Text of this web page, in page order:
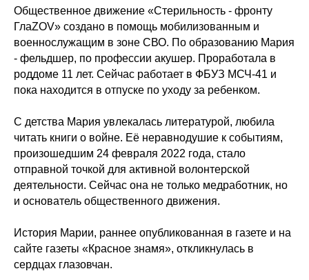
Общественное движение «Стерильность - фронту
ГлаZOV» создано в помощь мобилизованным и
военнослужащим в зоне СВО. По образованию Мария
- фельдшер, по профессии акушер. Проработала в
роддоме 11 лет. Сейчас работает в ФБУЗ МСЧ-41 и
пока находится в отпуске по уходу за ребенком.
С детства Мария увлекалась литературой, любила
читать книги о войне. Её неравнодушие к событиям,
произошедшим 24 февраля 2022 года, стало
отправной точкой для активной волонтерской
деятельности. Сейчас она не только медработник, но
и основатель общественного движения.
История Марии, раннее опубликованная в газете и на
сайте газеты «Красное знамя», откликнулась в
сердцах глазовчан.